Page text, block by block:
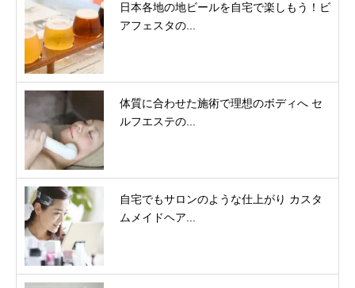
日本各地の地ビールを自宅で楽しもう！ビ
アフェスタの...
体質に合わせた施術で理想のボディへ セ
ルフエステの...
自宅でもサロンのような仕上がり カスタ
ムメイドヘア...